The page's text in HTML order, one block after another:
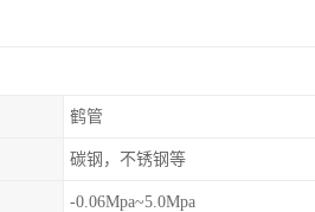
鹤管
碳钢，不锈钢等
-0.06Mpa~5.0Mpa